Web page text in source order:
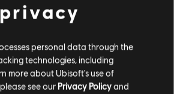
1VON3
privacy
personal data through the
technologies, including
more about Ubisoft's use of
see our Privacy Policyand